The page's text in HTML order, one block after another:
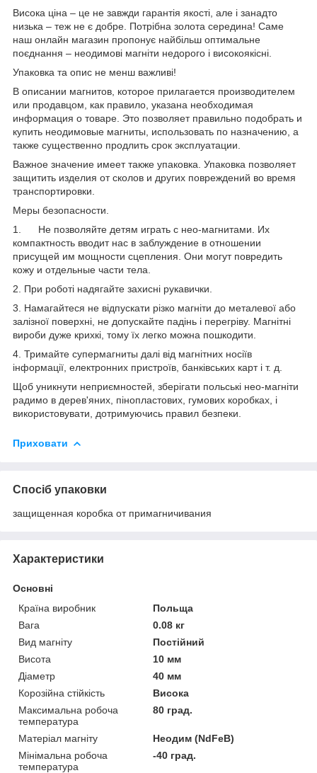
Висока ціна – це не завжди гарантія якості, але і занадто
низька – теж не є добре. Потрібна золота середина! Саме
наш онлайн магазин пропонує найбільш оптимальне
поєднання – неодимові магніти недорого і високоякісні.
Упаковка та опис не менш важливі!
В описании магнитов, которое прилагается производителем
или продавцом, как правило, указана необходимая
информация о товаре. Это позволяет правильно подобрать и
купить неодимовые магниты, использовать по назначению, а
также существенно продлить срок эксплуатации.
Важное значение имеет также упаковка. Упаковка позволяет
защитить изделия от сколов и других повреждений во время
транспортировки.
Меры безопасности.
1. Не позволяйте детям играть с нео-магнитами. Их
компактность вводит нас в заблуждение в отношении
присущей им мощности сцепления. Они могут повредить
кожу и отдельные части тела.
2. При роботі надягайте захисні рукавички.
3. Намагайтеся не відпускати різко магніти до металевої або
залізної поверхні, не допускайте падінь і перегріву. Магнітні
вироби дуже крихкі, тому їх легко можна пошкодити.
4. Тримайте супермагниты далі від магнітних носіїв
інформації, електронних пристроїв, банківських карт і т. д.
Щоб уникнути неприємностей, зберігати польські нео-магніти
радимо в дерев'яних, пінопластових, гумових коробках, і
використовувати, дотримуючись правил безпеки.
Приховати
Спосіб упаковки
защищенная коробка от примагничивания
Характеристики
Основні
Країна виробник
Польща
Вага
0.08 кг
Вид магніту
Постійний
Висота
10 мм
Діаметр
40 мм
Корозійна стійкість
Висока
Максимальна робоча
температура
80 град.
Матеріал магніту
Неодим (NdFeB)
Мінімальна робоча
температура
-40 град.